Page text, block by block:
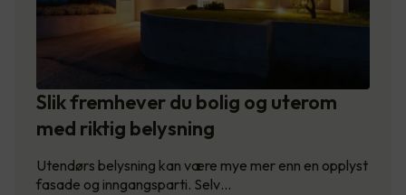
Slik fremhever du bolig og uterom
med riktig belysning
Utendørs belysning kan være mye mer enn en opplyst
fasade og inngangsparti. Selv…